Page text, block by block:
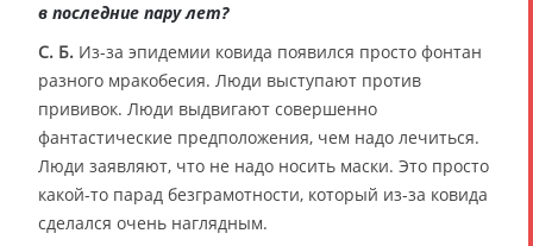
в последние пару лет?
С. Б. Из-за эпидемии ковида появился просто фонтан
разного мракобесия. Люди выступают против
прививок. Люди выдвигают совершенно
фантастические предположения, чем надо лечиться.
Люди заявляют, что не надо носить маски. Это просто
какой-то парад безграмотности, который из-за ковида
сделался очень наглядным.